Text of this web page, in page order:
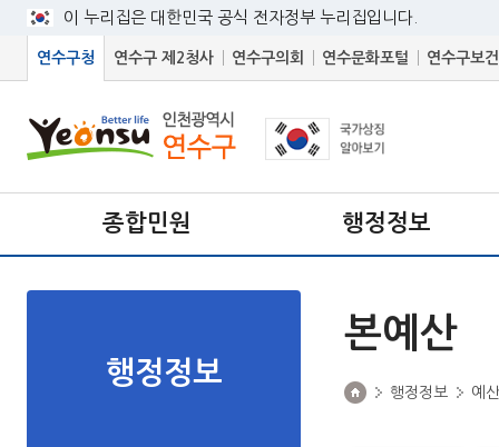
이 누리집은 대한민국 공식 전자정부 누리집입니다.
연수구청 연수구 제2청사 연수구의회 연수문화포털 연수구보
종합민원 행정정보
행정정보
본예산
행정정보 예